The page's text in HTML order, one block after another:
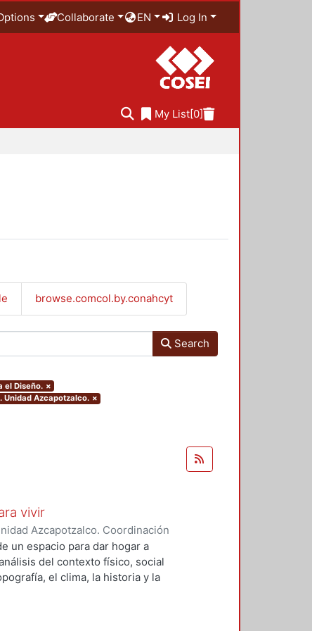
Collaborate EN Log In
My List[0]
browse.comcol.by.conahcyt
Search
el Diseño. ×
Azcapotzalco. ×
vivir
Azcapotzalco. Coordinación
Cruz, Claudia Alondra;Arce
un espacio para dar hogar a
del contexto físico, social
el clima, la historia y la